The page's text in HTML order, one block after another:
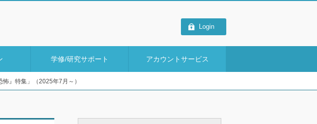
Login
学修/研究サポート アカウントサービス
』特集」（2025年7月～）